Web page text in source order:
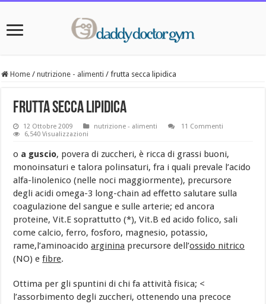
Home / nutrizione - alimenti / frutta secca lipidica
frutta secca lipidica
12 Ottobre 2009 nutrizione - alimenti
11 Commenti
6,540 Visualizzazioni
o a guscio, povera di zuccheri, è ricca di grassi buoni,
monoinsaturi e talora polinsaturi, fra i quali prevale l’acido
alfa-linolenico (nelle noci maggiormente), precursore
degli acidi omega-3 long-chain ad effetto salutare sulla
coagulazione del sangue e sulle arterie; ed ancora
proteine, Vit.E soprattutto (*), Vit.B ed acido folico, sali
come calcio, ferro, fosforo, magnesio, potassio,
rame,l’aminoacidoarginina precursore dell’ossido nitrico
(NO) efibre.
Ottima per gli spuntini di chi fa attività fisica; <
l’assorbimento degli zuccheri, ottenendo una precoce